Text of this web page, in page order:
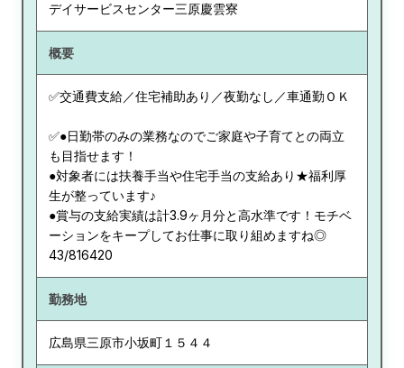
デイサービスセンター三原慶雲寮
概要
✅交通費支給／住宅補助あり／夜勤なし／車通勤ＯＫ
✅●日勤帯のみの業務なのでご家庭や子育てとの両立
も目指せます！
●対象者には扶養手当や住宅手当の支給あり★福利厚
生が整っています♪
●賞与の支給実績は計3.9ヶ月分と高水準です！モチベ
ーションをキープしてお仕事に取り組めますね◎
43/816420
勤務地
広島県三原市小坂町１５４４